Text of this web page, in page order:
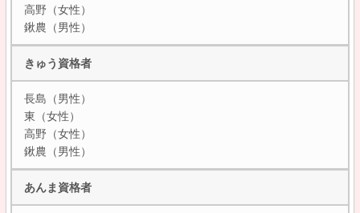
高野（女性）
鍬農（男性）
きゅう資格者
長島（男性）
東（女性）
高野（女性）
鍬農（男性）
あんま資格者